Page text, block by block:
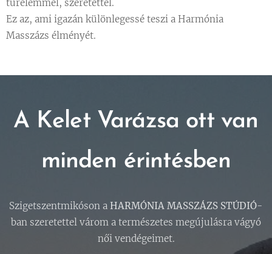
türelemmel, szeretettel.
Ez az, ami igazán különlegessé teszi a Harmónia
Masszázs élményét.
A Kelet Varázsa ott van
minden érintésben
Szigetszentmikóson a HARMÓNIA MASSZÁZS STÚDIÓ-
ban szeretettel várom a természetes megújulásra vágyó
női vendégeimet.